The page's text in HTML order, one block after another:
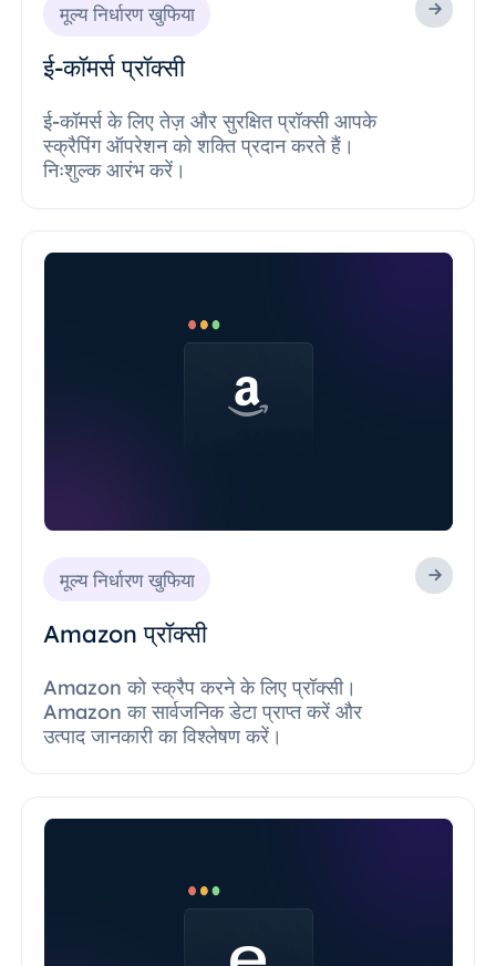
मूल्य निर्धारण खुफिया
ई-कॉमर्स प्रॉक्सी
ई-कॉमर्स के लिए तेज़ और सुरक्षित प्रॉक्सी आपके
स्क्रैपिंग ऑपरेशन को शक्ति प्रदान करते हैं।
निःशुल्क आरंभ करें।
मूल्य निर्धारण खुफिया
Amazon प्रॉक्सी
Amazon को स्क्रैप करने के लिए प्रॉक्सी।
Amazon का सार्वजनिक डेटा प्राप्त करें और
उत्पाद जानकारी का विश्लेषण करें।